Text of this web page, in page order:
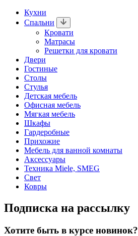
Кухни
Спальни
Кровати
Матрасы
Решетки для кровати
Двери
Гостиные
Столы
Стулья
Детская мебель
Офисная мебель
Мягкая мебель
Шкафы
Гардеробные
Прихожие
Мебель для ванной комнаты
Аксессуары
Техника Miele, SMEG
Свет
Ковры
Подписка на рассылку
Хотите быть в курсе новинок?